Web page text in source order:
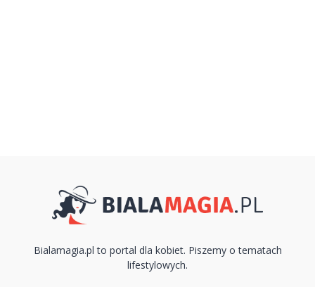
Bialamagia.pl to portal dla kobiet. Piszemy o tematach
lifestylowych.